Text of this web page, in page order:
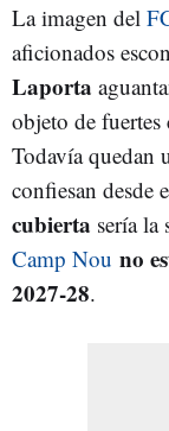
La imagen del
aficionados
Laporta
objeto de fuertes
Todavía quedan
confiesan desde
cubierta sería
Camp Nou no
2027-28.